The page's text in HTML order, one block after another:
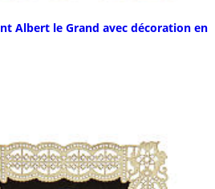
Albert le Grand avec décoration en